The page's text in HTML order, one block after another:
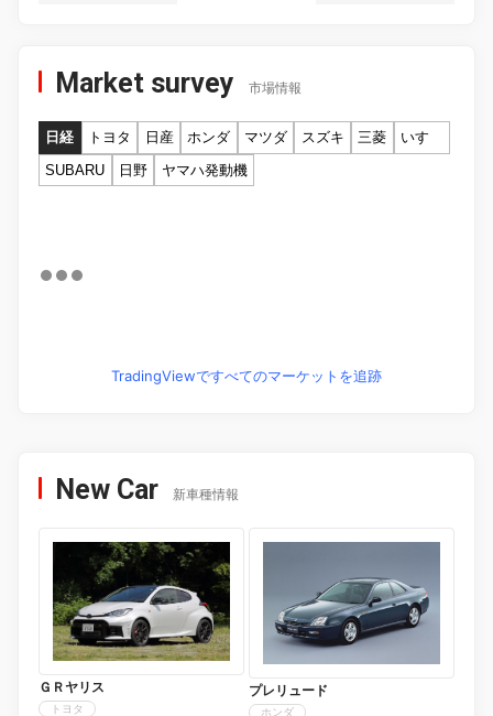
Market survey 市場情報
日経 トヨタ 日産 ホンダ マツダ スズキ 三菱
いすゞ
SUBARU
日野 ヤマハ発動機
TradingViewですべてのマーケットを追跡
New Car 新車種情報
ＧＲヤリス
トヨタ
プレリュード
ホンダ